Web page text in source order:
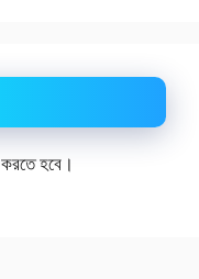
করতে হবে।